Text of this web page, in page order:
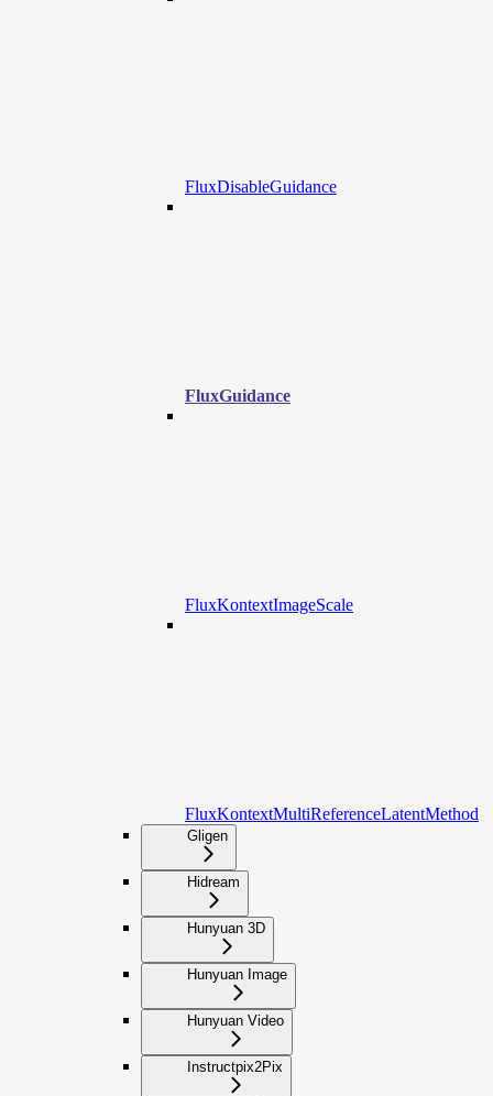
FluxDisableGuidance
FluxGuidance
FluxKontextImageScale
FluxKontextMultiReferenceLatentMethod
Gligen
Hidream
Hunyuan 3D
Hunyuan Image
Hunyuan Video
Instructpix2Pix